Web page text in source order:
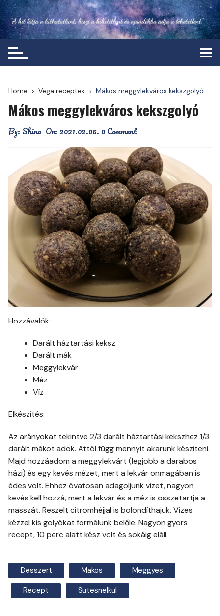
Skip
to
content
Home Vega receptek Mákos meggylekváros kekszgolyó
Mákos meggylekváros kekszgolyó
By: Shina On: 2021.02.06. 0 Comment
Hozzávalók:
Darált háztartási keksz
Darált mák
Meggylekvár
Méz
Víz
Elkészítés:
Az arányokat tekintve 2/3 darált háztartási kekszhez 1/3
darált mákot adok. Attól függ mennyit akarunk készíteni.
Majd hozzáadom a meggylekvárt (legjobb a darabos
házi) és egy kevés mézet, mert a lekvár önmagában is
édes volt. Ehhez óvatosan adagoljunk vizet, nagyon
kevés kell hozzá, mert a lekvár és a méz is összetartja a
masszát. Reszelt citromhéjjal is bolondíthajuk. Vizes
kézzel kis golyókat formálunk belőle. Nagyon gyors
recept, 10 perc alatt kész volt és sokáig eláll.
Desszert Makos Meggyes
Recept Sutesnelkul